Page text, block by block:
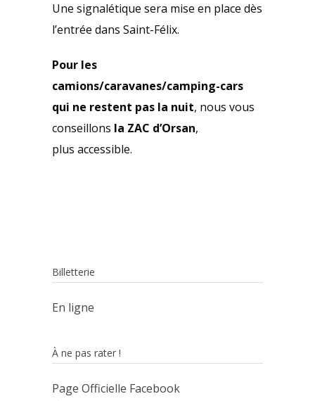
Une signalétique sera mise en place dès
l’entrée dans Saint-Félix.
Pour les
camions/caravanes/camping-cars
qui ne restent pas la nuit, nous vous
conseillons la ZAC d’Orsan,
plus accessible.
Billetterie
En ligne
À ne pas rater !
Page Officielle Facebook